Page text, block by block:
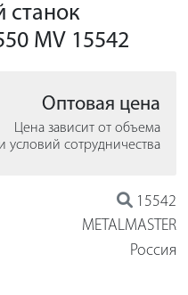
станок
MV 15542
Оптовая цена
Цена зависит от объема
и условий сотрудничества
15542
METALMASTER
Россия